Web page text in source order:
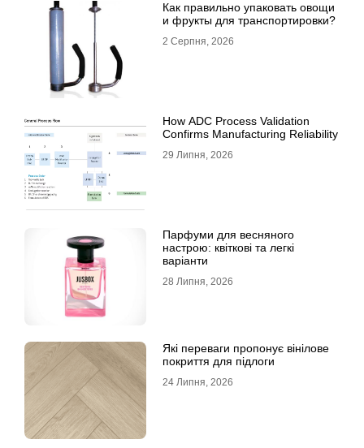
Как правильно упаковать овощи
и фрукты для транспортировки?
2 Серпня, 2026
How ADC Process Validation
Confirms Manufacturing Reliability
29 Липня, 2026
Парфуми для весняного
настрою: квіткові та легкі
варіанти
28 Липня, 2026
Які переваги пропонує вінілове
покриття для підлоги
24 Липня, 2026